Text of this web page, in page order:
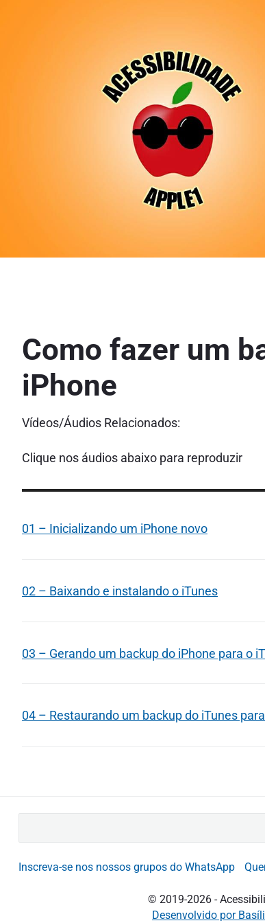
Como fazer um
iPhone
Vídeos/Áudios Relacionados:
Clique nos áudios abaixo para reproduzir
01 – Inicializando um iPhone novo
02 – Baixando e instalando o iTunes
03 – Gerando um backup do iPhone para o
04 – Restaurando um backup do iTunes
c
Inscreva-se nos nossos grupos do WhatsApp
© 2019-2026 -
Desenvolvido por